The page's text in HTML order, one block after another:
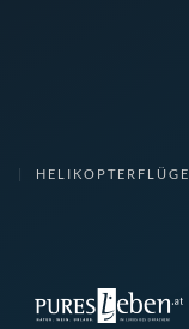
HELIKOPTERFLÜGE